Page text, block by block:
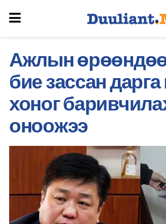
Ажлын
бие зассан
хоног
оноожээ